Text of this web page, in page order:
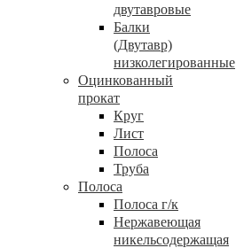
двутавровые
Балки
(Двутавр)
низколегированные
Оцинкованный
прокат
Круг
Лист
Полоса
Труба
Полоса
Полоса г/к
Нержавеющая
никельсодержащая